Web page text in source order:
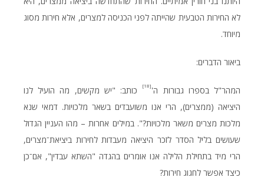
לא החירות הטבעית שהייתה לפני הכניסה למצרים, אלא חירות מסוג
מיוחד.
ביאור הדברים:
המהר"ל בספרו גבורות ה' [18]
כותב: "יש מקשים, מה הועיל לנו
היציאה (ממצרים), הרי אנו משועבדים בשאר מלכויות. דמאי שנא
מלכות מצרים משאר מלכויות?". במילים אחרות – מהו העניין הגדול
שעושים בליל הסדר לזכר היציאה מעבדות לחירות ביציאת־מצרים,
הרי מיד בתחילת הלילה אנו אומרים בהגדה "השתא עבדין", אם־כן
כיצד אפשר לחגוג חירות?